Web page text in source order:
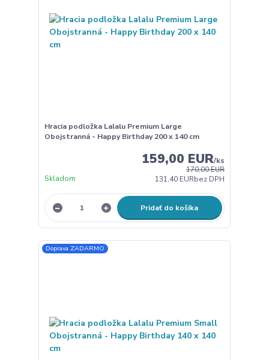
Hracia podložka Lalalu Premium Large
Obojstranná - Happy Birthday 200 x 140 cm
170,00 EUR
159,00 EUR/ks
131,40 EURbez DPH
Skladom
Pridať do košíka
Doprava ZADARMO